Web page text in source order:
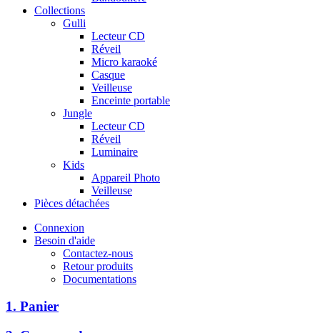
Collections
Gulli
Lecteur CD
Réveil
Micro karaoké
Casque
Veilleuse
Enceinte portable
Jungle
Lecteur CD
Réveil
Luminaire
Kids
Appareil Photo
Veilleuse
Pièces détachées
Connexion
Besoin d'aide
Contactez-nous
Retour produits
Documentations
1. Panier